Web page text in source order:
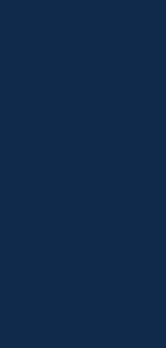
耐腐性、免保養、低噪音
固耐用的性能更使得使用壽
是我們的 Chemker 300，
吸而無需擔心被侵蝕。
300
300為首例，利用隔
題。